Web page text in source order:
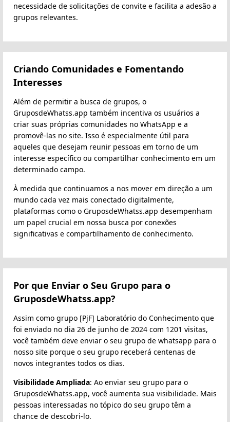
necessidade de solicitações de convite e facilita a adesão a
grupos relevantes.
Criando Comunidades e Fomentando
Interesses
Além de permitir a busca de grupos, o
GruposdeWhatss.app também incentiva os usuários a
criar suas próprias comunidades no WhatsApp e a
promovê-las no site. Isso é especialmente útil para
aqueles que desejam reunir pessoas em torno de um
interesse específico ou compartilhar conhecimento em um
determinado campo.
À medida que continuamos a nos mover em direção a um
mundo cada vez mais conectado digitalmente,
plataformas como o GruposdeWhatss.app desempenham
um papel crucial em nossa busca por conexões
significativas e compartilhamento de conhecimento.
Por que Enviar o Seu Grupo para o
GruposdeWhatss.app?
Assim como grupo [PjF] Laboratório do Conhecimento que
foi enviado no dia 26 de junho de 2024 com 1201 visitas,
você também deve enviar o seu grupo de whatsapp para o
nosso site porque o seu grupo receberá centenas de
novos integrantes todos os dias.
Visibilidade Ampliada: Ao enviar seu grupo para o
GruposdeWhatss.app, você aumenta sua visibilidade. Mais
pessoas interessadas no tópico do seu grupo têm a
chance de descobri-lo.